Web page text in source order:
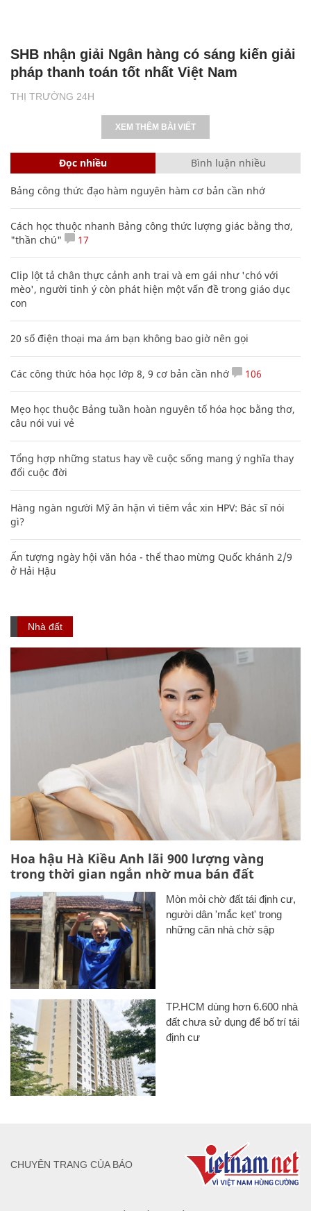
THỊ TRƯỜNG 24H
SHB nhận giải Ngân hàng có sáng kiến giải
pháp thanh toán tốt nhất Việt Nam
XEM THÊM BÀI VIẾT
Đọc nhiều Bình luận nhiều
Bảng công thức đạo hàm nguyên hàm cơ bản cần nhớ
Cách học thuộc nhanh Bảng công thức lượng giác bằng thơ,
"thần chú"
17
Clip lột tả chân thực cảnh anh trai và em gái như 'chó với
mèo', người tinh ý còn phát hiện một vấn đề trong giáo dục
con
20 số điện thoại ma ám bạn không bao giờ nên gọi
Các công thức hóa học lớp 8, 9 cơ bản cần nhớ 106
Mẹo học thuộc Bảng tuần hoàn nguyên tố hóa học bằng thơ,
câu nói vui vẻ
Tổng hợp những status hay về cuộc sống mang ý nghĩa thay
đổi cuộc đời
Hàng ngàn người Mỹ ân hận vì tiêm vắc xin HPV: Bác sĩ nói
gì?
Ấn tượng ngày hội văn hóa - thể thao mừng Quốc khánh 2/9
ở Hải Hậu
Nhà đất
Hoa hậu Hà Kiều Anh lãi 900 lượng vàng
trong thời gian ngắn nhờ mua bán đất
Mòn mỏi chờ đất tái định cư,
người dân 'mắc kẹt' trong
những căn nhà chờ sập
TP.HCM dùng hơn 6.600 nhà
đất chưa sử dụng để bố trí tái
định cư
CHUYÊN TRANG CỦA BÁO